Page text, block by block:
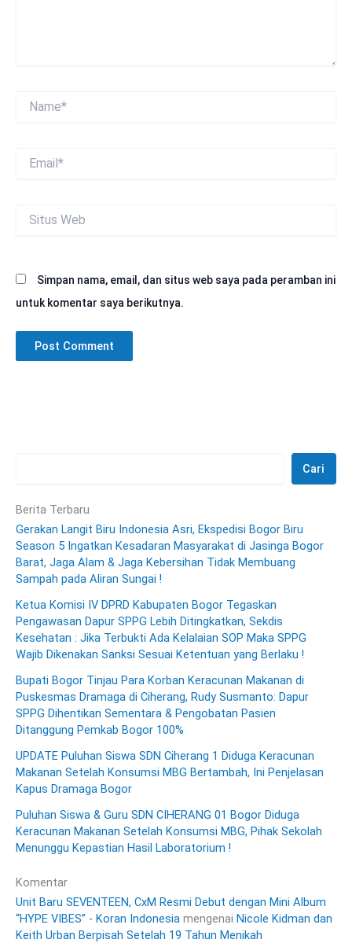
Web
Simpan nama, email, dan situs web saya pada peramban ini
untuk komentar saya berikutnya.
Cari
Berita Terbaru
Gerakan Langit Biru Indonesia Asri, Ekspedisi Bogor Biru
Season 5 Ingatkan Kesadaran Masyarakat di Jasinga Bogor
Barat, Jaga Alam & Jaga Kebersihan Tidak Membuang
Sampah pada Aliran Sungai !
Ketua Komisi IV DPRD Kabupaten Bogor Tegaskan
Pengawasan Dapur SPPG Lebih Ditingkatkan, Sekdis
Kesehatan : Jika Terbukti Ada Kelalaian SOP Maka SPPG
Wajib Dikenakan Sanksi Sesuai Ketentuan yang Berlaku !
Bupati Bogor Tinjau Para Korban Keracunan Makanan di
Puskesmas Dramaga di Ciherang, Rudy Susmanto: Dapur
SPPG Dihentikan Sementara & Pengobatan Pasien
Ditanggung Pemkab Bogor 100%
UPDATE Puluhan Siswa SDN Ciherang 1 Diduga Keracunan
Makanan Setelah Konsumsi MBG Bertambah, Ini Penjelasan
Kapus Dramaga Bogor
Puluhan Siswa & Guru SDN CIHERANG 01 Bogor Diduga
Keracunan Makanan Setelah Konsumsi MBG, Pihak Sekolah
Menunggu Kepastian Hasil Laboratorium !
Komentar
Unit Baru SEVENTEEN, CxM Resmi Debut dengan Mini Album
“HYPE VIBES” - Koran Indonesia mengenai Nicole Kidman dan
Keith Urban Berpisah Setelah 19 Tahun Menikah